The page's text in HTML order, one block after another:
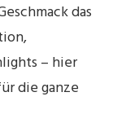
das
– hier
die ganze